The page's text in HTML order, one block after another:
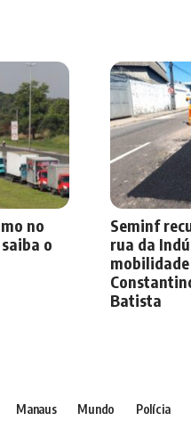
no
o
Seminf
rua da
Batista
Manaus Mundo Polícia